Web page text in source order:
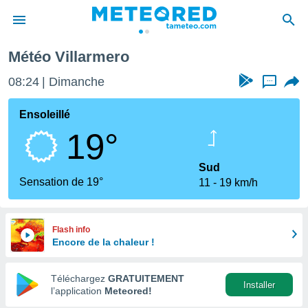
de
en
Météo Villarmero
08:24 Dimanche ...
Ensoleillé
19°
Sensation de 19°
Sud
11
19 km/h
Flash info
Encore de la chaleur !
Téléchargez GRATUITEMENT
l’application Meteored!
Installer